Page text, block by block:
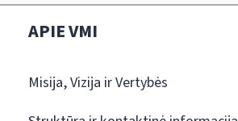
APIE VMI
Misija, Vizija ir Vertybės